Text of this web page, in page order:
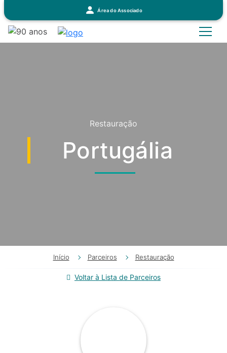
Área do Associado
Restauração
Portugália
Início Parceiros Restauração
Voltar à Lista de Parceiros